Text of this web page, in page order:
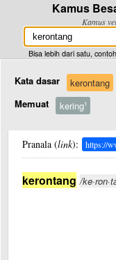
Kamus
Kamus
Bisa lebih dari satu,
Kata dasar
kerontang
Memuat
kering1
Pranala (link): https://
kerontang /